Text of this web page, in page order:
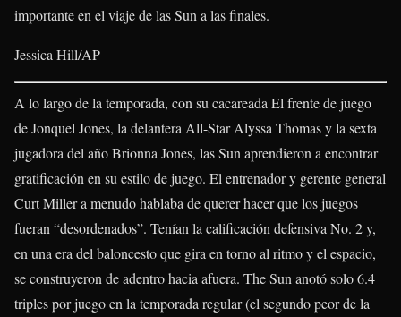
importante en el viaje de las Sun a las finales.
Jessica Hill/AP
A lo largo de la temporada, con su cacareada El frente de juego
de Jonquel Jones, la delantera All-Star Alyssa Thomas y la sexta
jugadora del año Brionna Jones, las Sun aprendieron a encontrar
gratificación en su estilo de juego. El entrenador y gerente general
Curt Miller a menudo hablaba de querer hacer que los juegos
fueran “desordenados”. Tenían la calificación defensiva No. 2 y,
en una era del baloncesto que gira en torno al ritmo y el espacio,
se construyeron de adentro hacia afuera. The Sun anotó solo 6.4
triples por juego en la temporada regular (el segundo peor de la